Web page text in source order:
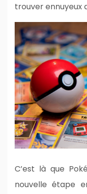
trouver ennuyeux
C’est là que
nouvelle étape